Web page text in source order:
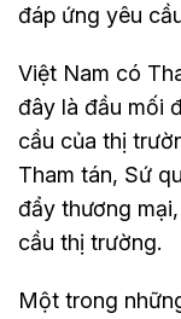
đáp ứng yêu
Việt Nam có
đây là đầu mối
cầu của thị
Tham tán, Sứ
đẩy thương
cầu thị trường.
Một trong